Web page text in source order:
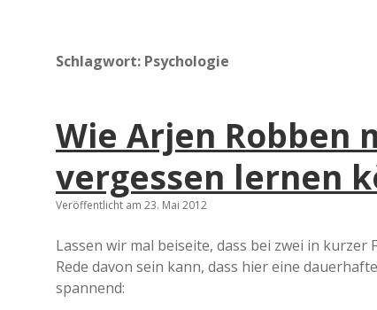
Schlagwort: Psychologie
Wie Arjen Robben
vergessen lernen
Veröffentlicht am 23. Mai 2012
Lassen wir mal beiseite, dass bei zwei in
Rede davon sein kann, dass hier eine
spannend: